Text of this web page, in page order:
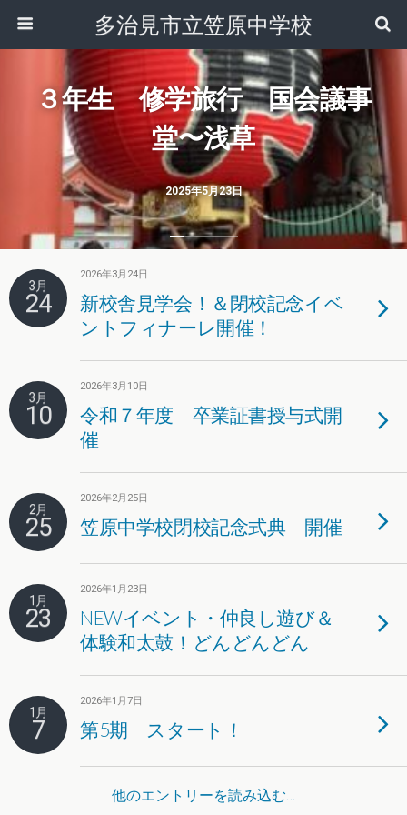
多治見市立笠原中学校
2025年5月23日
３年生 修学旅行 国会議事
堂〜浅草
3月
24
2026年3月24日
新校舎見学会！＆閉校記念イベ
ントフィナーレ開催！
3月
10
2026年3月10日
令和７年度 卒業証書授与式開
催
2月
25
2026年2月25日
笠原中学校閉校記念式典 開催
1月
23
2026年1月23日
NEWイベント・仲良し遊び＆
体験和太鼓！どんどんどん
1月
7
2026年1月7日
第5期 スタート！
他のエントリーを読み込む…